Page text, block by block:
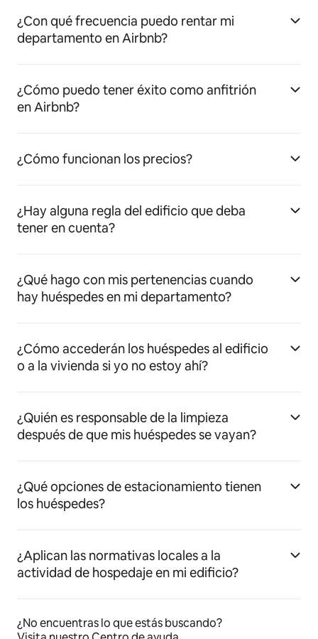
¿Con qué frecuencia puedo rentar mi
departamento en Airbnb?
¿Cómo puedo tener éxito como anfitrión
en Airbnb?
¿Cómo funcionan los precios?
¿Hay alguna regla del edificio que deba
tener en cuenta?
¿Qué hago con mis pertenencias cuando
hay huéspedes en mi departamento?
¿Cómo accederán los huéspedes al edificio
o a la vivienda si yo no estoy ahí?
¿Quién es responsable de la limpieza
después de que mis huéspedes se vayan?
¿Qué opciones de estacionamiento tienen
los huéspedes?
¿Aplican las normativas locales a la
actividad de hospedaje en mi edificio?
¿No encuentras lo que estás buscando?